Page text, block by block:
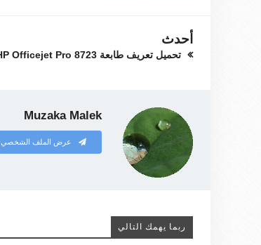
أحدث
تحميل تعريف طابعة HP Officejet Pro 8723
Muzaka Malek
عرض الملف الشخصي
ربما يهمك التالي